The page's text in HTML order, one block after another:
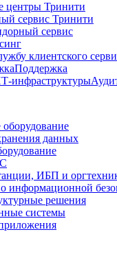
центры Тринити
сервис Тринити
сервис
клиентского
Поддержка
данных
ИБП и
информационной
решения
системы